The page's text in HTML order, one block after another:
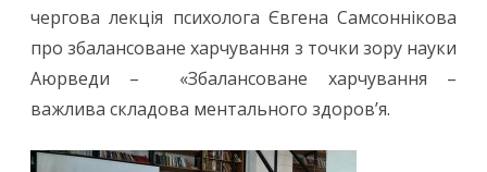
чергова лекція психолога Євгена Самсоннікова
про збалансоване харчування з точки зору науки
Аюрведи – «Збалансоване харчування –
важлива складова ментального здоров’я.